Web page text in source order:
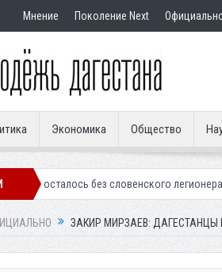
Мнение Поколение Next
Экономика Общество
без словенского легионера Вынесен
ЗАКИР МИРЗАЕВ: